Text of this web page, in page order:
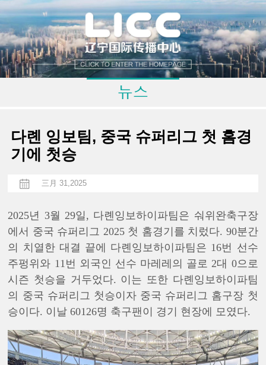
다롄 잉보팀, 중국 슈퍼리그 첫 홈경
기에 첫승
三月 31,2025
2025년 3월 29일, 다롄잉보하이파팀은 숴위완축구장
에서 중국 슈퍼리그 2025 첫 홈경기를 치렀다. 90분간
의 치열한 대결 끝에 다롄잉보하이파팀은 16번 선수
주펑위와 11번 외국인 선수 마레레의 골로 2대 0으로
시즌 첫승을 거두었다. 이는 또한 다롄잉보하이파팀
의 중국 슈퍼리그 첫승이자 중국 슈퍼리그 홈구장 첫
승이다. 이날 60126명 축구팬이 경기 현장에 모였다.